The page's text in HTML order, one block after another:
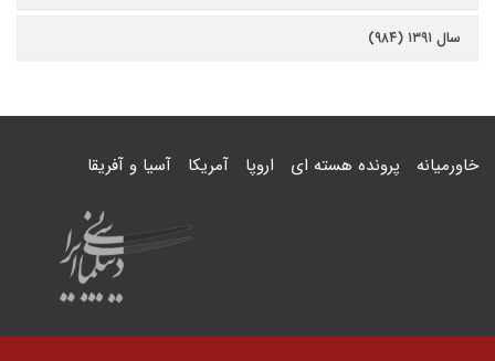
سال ۱۳۹۱ (۹۸۴)
خاورمیانه پرونده هسته ای اروپا آمریکا آسیا و آفریقا